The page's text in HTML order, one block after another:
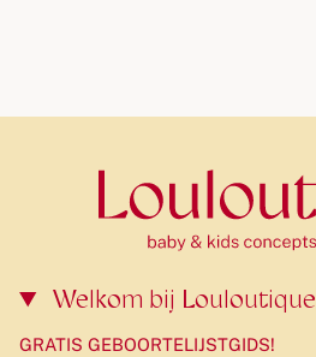
Welkom bij Louloutique
GRATIS GEBOORTELIJSTGIDS!